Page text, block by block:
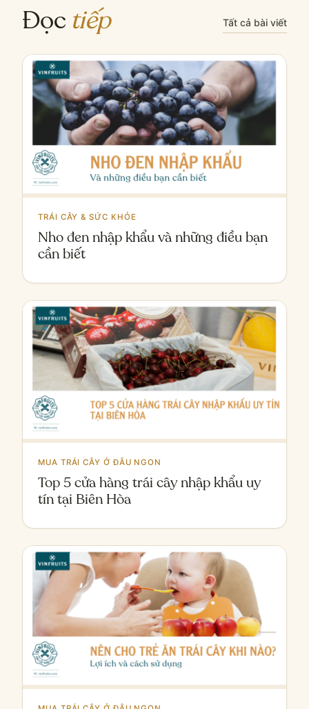
Đọc tiếp Tất cả bài viết
TRÁI CÂY & SỨC KHỎE
Nho đen nhập khẩu và những điều bạn
cần biết
MUA TRÁI CÂY Ở ĐÂU NGON
Top 5 cửa hàng trái cây nhập khẩu uy
tín tại Biên Hòa